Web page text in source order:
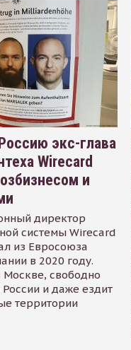
экс-глава
Wirecard
и
директор
системы Wirecard
из Евросоюза
в 2020 году.
Москве, свободно
и даже ездит
территории